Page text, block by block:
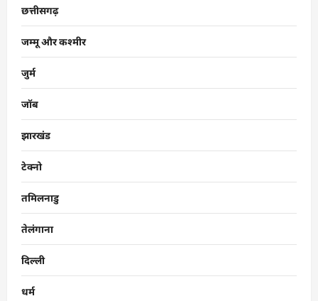
छत्तीसगढ़
जम्मू और कश्मीर
जुर्म
जॉब
झारखंड
टेक्नो
तमिलनाडु
तेलंगाना
दिल्ली
धर्म